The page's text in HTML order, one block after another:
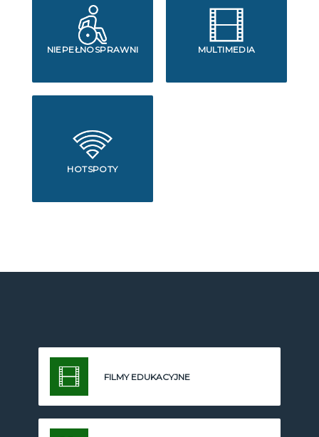
NIEPEŁNOSPRAWNI MULTIMEDIA
HOTSPOTY
FILMY EDUKACYJNE